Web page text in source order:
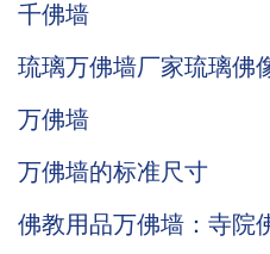
千佛墙
琉璃万佛墙厂家琉璃佛
万佛墙
万佛墙的标准尺寸
佛教用品万佛墙：寺院